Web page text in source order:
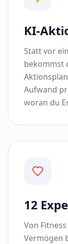
Statt vor
bekommst
Aufwand
woran du
Von
Vermögen
Kategorie